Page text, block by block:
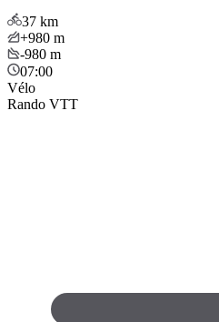
37 km
+980 m
-980 m
07:00
Vélo
Rando VTT